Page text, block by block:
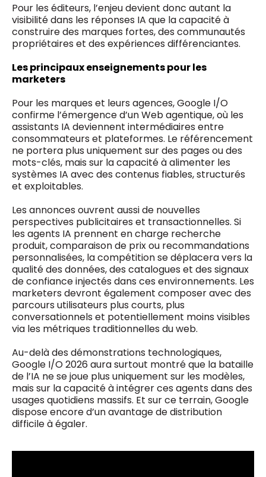
Pour les éditeurs, l’enjeu devient donc autant la
visibilité dans les réponses IA que la capacité à
construire des marques fortes, des communautés
propriétaires et des expériences différenciantes.
Les principaux enseignements pour les
marketers
Pour les marques et leurs agences, Google I/O
confirme l’émergence d’un Web agentique, où les
assistants IA deviennent intermédiaires entre
consommateurs et plateformes. Le référencement
ne portera plus uniquement sur des pages ou des
mots-clés, mais sur la capacité à alimenter les
systèmes IA avec des contenus fiables, structurés
et exploitables.
Les annonces ouvrent aussi de nouvelles
perspectives publicitaires et transactionnelles. Si
les agents IA prennent en charge recherche
produit, comparaison de prix ou recommandations
personnalisées, la compétition se déplacera vers la
qualité des données, des catalogues et des signaux
de confiance injectés dans ces environnements. Les
marketers devront également composer avec des
parcours utilisateurs plus courts, plus
conversationnels et potentiellement moins visibles
via les métriques traditionnelles du web.
Au-delà des démonstrations technologiques,
Google I/O 2026 aura surtout montré que la bataille
de l’IA ne se joue plus uniquement sur les modèles,
mais sur la capacité à intégrer ces agents dans des
usages quotidiens massifs. Et sur ce terrain, Google
dispose encore d’un avantage de distribution
difficile à égaler.